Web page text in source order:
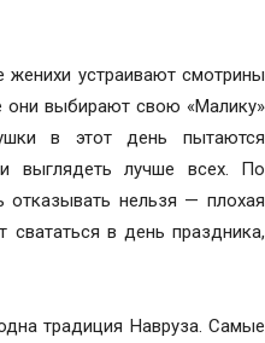
устраивают смотрины
они выбирают свою «Малику»
в этот день пытаются
выглядеть лучше всех. По
отказывать нельзя — плохая
свататься в день праздника,
традиция Навруза. Самые